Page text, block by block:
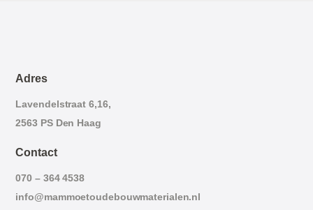
Adres
Lavendelstraat 6,16,
2563 PS Den Haag
Contact
070 – 364 4538
info@mammoetoudebouwmaterialen.nl